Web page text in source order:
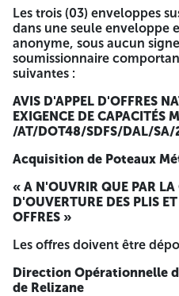
Présentation des
A- Le dossier administratif :
1- Une déclaration de
joint en Annexe du présent
copie du statut du
modificatifs le cas échéant).
registre de commerce
l'extrait de rôle épuré ou
daté de moins de trois (03)
des impôts compétents. 5-
(bulletin N°03) ou
soumissionnaire lorsqu'il
du gérant ou directeur
s'agit d'une personne morale
mois. 6- Une copie du
7- Une copie de la dernière
Les trois (03) enveloppes
dans une seule enveloppe
anonyme, sous aucun
soumissionnaire
suivantes :
AVIS D'APPEL D'OFFRES
EXIGENCE DE CAPACITÉS
/AT/DOT48/SDFS/DAL/
Acquisition de Poteaux
« A N'OUVRIR QUE PAR LA
D'OUVERTURE DES PLIS
OFFRES »
Les offres doivent être
Direction Opérationnelle
de Relizane